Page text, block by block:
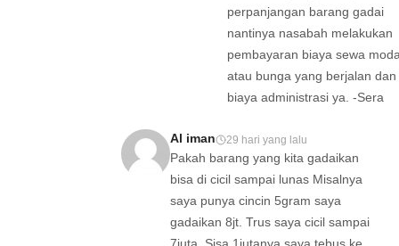
perpanjangan barang gadai
nantinya nasabah melakukan
pembayaran biaya sewa
atau bunga yang berjalan dan
biaya administrasi ya. -Sera
Al iman 29 hari yang lalu
Pakah barang yang kita gadaikan
bisa di cicil sampai lunas Misalnya
saya punya cincin 5gram saya
gadaikan 8jt. Trus saya cicil sampai